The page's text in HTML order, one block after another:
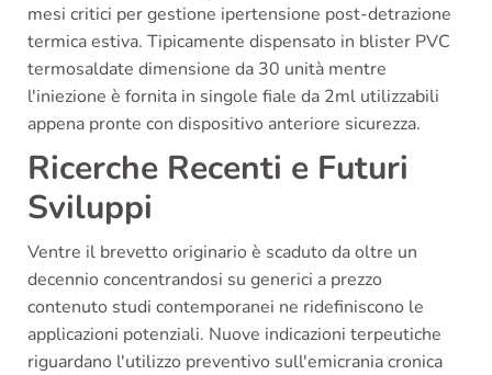
mesi critici per gestione ipertensione post-detrazione
termica estiva. Tipicamente dispensato in blister PVC
termosaldate dimensione da 30 unità mentre
l'iniezione è fornita in singole fiale da 2ml utilizzabili
appena pronte con dispositivo anteriore sicurezza.
Ricerche Recenti e Futuri
Sviluppi
Ventre il brevetto originario è scaduto da oltre un
decennio concentrandosi su generici a prezzo
contenuto studi contemporanei ne ridefiniscono le
applicazioni potenziali. Nuove indicazioni terpeutiche
riguardano l'utilizzo preventivo sull'emicrania cronica